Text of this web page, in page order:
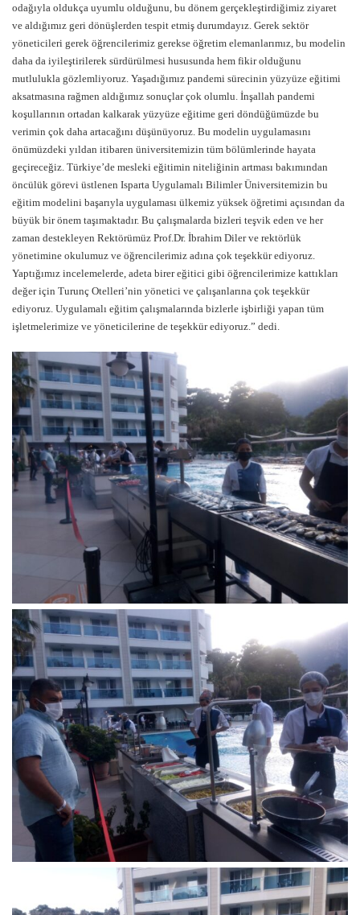
odağıyla oldukça uyumlu olduğunu, bu dönem gerçekleştirdiğimiz ziyaret
ve aldığımız geri dönüşlerden tespit etmiş durumdayız. Gerek sektör
yöneticileri gerek öğrencilerimiz gerekse öğretim elemanlarımız, bu modelin
daha da iyileştirilerek sürdürülmesi hususunda hem fikir olduğunu
mutlulukla gözlemliyoruz. Yaşadığımız pandemi sürecinin yüzyüze eğitimi
aksatmasına rağmen aldığımız sonuçlar çok olumlu. İnşallah pandemi
koşullarının ortadan kalkarak yüzyüze eğitime geri döndüğümüzde bu
verimin çok daha artacağını düşünüyoruz. Bu modelin uygulamasını
önümüzdeki yıldan itibaren üniversitemizin tüm bölümlerinde hayata
geçireceğiz. Türkiye’de mesleki eğitimin niteliğinin artması bakımından
öncülük görevi üstlenen Isparta Uygulamalı Bilimler Üniversitemizin bu
eğitim modelini başarıyla uygulaması ülkemiz yüksek öğretimi açısından da
büyük bir önem taşımaktadır. Bu çalışmalarda bizleri teşvik eden ve her
zaman destekleyen Rektörümüz Prof.Dr. İbrahim Diler ve rektörlük
yönetimine okulumuz ve öğrencilerimiz adına çok teşekkür ediyoruz.
Yaptığımız incelemelerde, adeta birer eğitici gibi öğrencilerimize kattıkları
değer için Turunç Otelleri’nin yönetici ve çalışanlarına çok teşekkür
ediyoruz. Uygulamalı eğitim çalışmalarında bizlerle işbirliği yapan tüm
işletmelerimize ve yöneticilerine de teşekkür ediyoruz.” dedi.